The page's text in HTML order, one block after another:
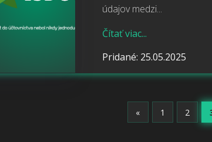
údajov medzi...
Čítať viac...
Pridané: 25.05.2025
«
Nasledujúca1 2